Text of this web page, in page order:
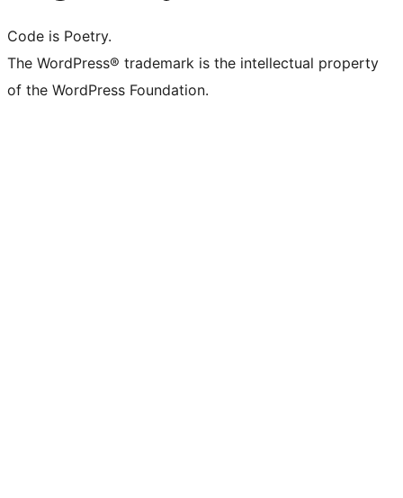
Code is Poetry.
The WordPress® trademark is the intellectual property
of the WordPress Foundation.